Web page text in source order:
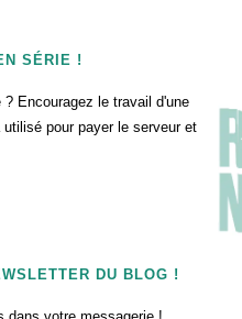
SÉRIE !
Encouragez le travail d'une
pour payer le serveur et
DU BLOG !